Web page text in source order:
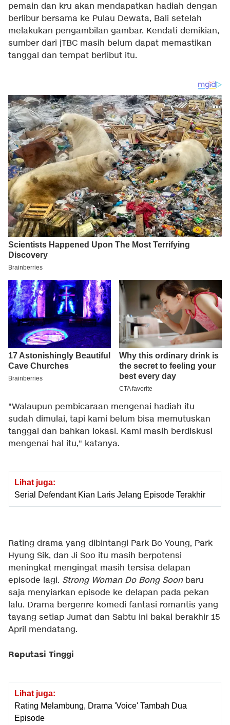
pemain dan kru akan mendapatkan hadiah dengan
berlibur bersama ke Pulau Dewata, Bali setelah
melakukan pengambilan gambar. Kendati demikian,
sumber dari jTBC masih belum dapat memastikan
tanggal dan tempat berlibut itu.
"Walaupun pembicaraan mengenai hadiah itu
sudah dimulai, tapi kami belum bisa memutuskan
tanggal dan bahkan lokasi. Kami masih berdiskusi
mengenai hal itu," katanya.
Lihat juga:
Serial Defendant Kian Laris Jelang Episode Terakhir
Rating drama yang dibintangi Park Bo Young, Park
Hyung Sik, dan Ji Soo itu masih berpotensi
meningkat mengingat masih tersisa delapan
episode lagi. Strong Woman Do Bong Soonbaru
saja menyiarkan episode ke delapan pada pekan
lalu. Drama bergenre komedi fantasi romantis yang
tayang setiap Jumat dan Sabtu ini bakal berakhir 15
April mendatang.
Reputasi Tinggi
Lihat juga:
Rating Melambung, Drama 'Voice' Tambah Dua
Episode